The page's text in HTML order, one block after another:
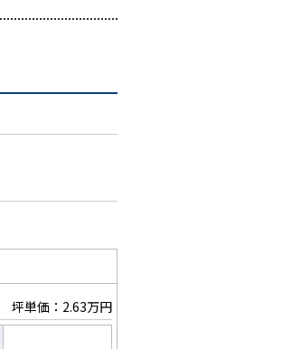
坪単価：2.63万円